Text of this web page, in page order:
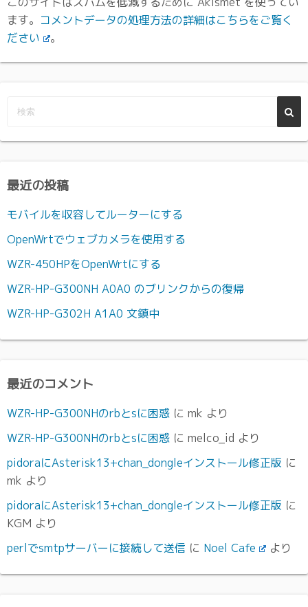
ます。 コメントデータの処理方法の詳細はこちらをご覧く
ださい
。
最近の投稿
モバイルを収容してルーターにする
OpenWrtでウェブカメラを使用する
WZR-450HPをOpenWrtにする
WZR-HP-G300NH A0A0 のブリンクからの復帰
WZR-HP-G302H A1A0 文鎮中
最近のコメント
WZR-HP-G300NHのrbとsに困惑 に mk より
WZR-HP-G300NHのrbとsに困惑 に melco_id より
pidoraにAsterisk13+chan_dongleインストール修正版 に
mk より
pidoraにAsterisk13+chan_dongleインストール修正版 に
KGM より
perlでsmtpサーバーに接続して送信 に Noel Cafe より